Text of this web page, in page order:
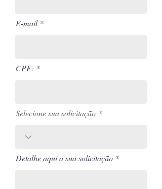
E-mail
CPF:
Selecione sua solicitação
Detalhe aqui a sua solicitação